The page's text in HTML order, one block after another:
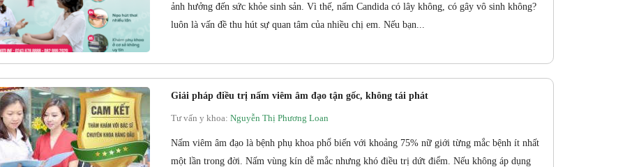
ảnh hưởng đến sức khỏe sinh sản. Vì thế, nấm Candida có lây không, có gây vô sinh không?
luôn là vấn đề thu hút sự quan tâm của nhiều chị em. Nếu bạn...
Giải pháp điều trị nấm viêm âm đạo tận gốc, không tái phát
Tư vấn y khoa: Nguyễn Thị Phương Loan
Nấm viêm âm đạo là bệnh phụ khoa phổ biến với khoảng 75% nữ giới từng mắc bệnh ít nhất
một lần trong đời. Nấm vùng kín dễ mắc nhưng khó điều trị dứt điểm. Nếu không áp dụng